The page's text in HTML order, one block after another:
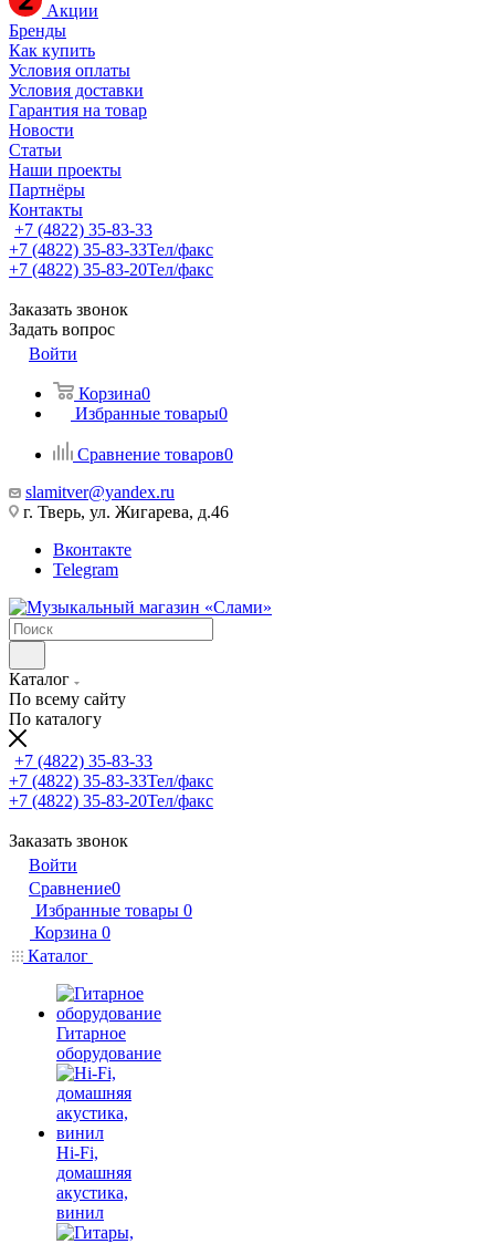
Акции
Бренды
Как купить
Условия оплаты
Условия доставки
Гарантия на товар
Новости
Статьи
Наши проекты
Партнёры
Контакты
+7 (4822) 35-83-33
+7 (4822) 35-83-33Тел/факс
+7 (4822) 35-83-20Тел/факс
Заказать звонок
Задать вопрос
Войти
Корзина0
Избранные товары0
Сравнение товаров0
slamitver@yandex.ru
г. Тверь, ул. Жигарева, д.46
Вконтакте
Telegram
Каталог
По всему сайту
По каталогу
+7 (4822) 35-83-33
+7 (4822) 35-83-33Тел/факс
+7 (4822) 35-83-20Тел/факс
Заказать звонок
Войти
Сравнение0
Избранные товары 0
Корзина 0
Каталог
Гитарное
оборудование
Hi-Fi,
домашняя
акустика,
винил